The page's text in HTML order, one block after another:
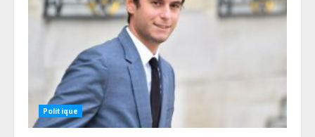
Politique